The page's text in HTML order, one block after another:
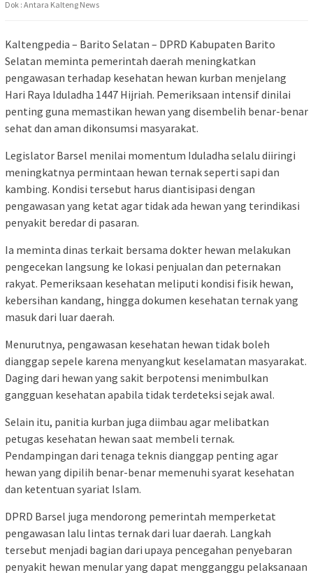
Dok : Antara Kalteng News
Kaltengpedia – Barito Selatan – DPRD Kabupaten Barito
Selatan meminta pemerintah daerah meningkatkan
pengawasan terhadap kesehatan hewan kurban menjelang
Hari Raya Iduladha 1447 Hijriah. Pemeriksaan intensif dinilai
penting guna memastikan hewan yang disembelih benar-benar
sehat dan aman dikonsumsi masyarakat.
Legislator Barsel menilai momentum Iduladha selalu diiringi
meningkatnya permintaan hewan ternak seperti sapi dan
kambing. Kondisi tersebut harus diantisipasi dengan
pengawasan yang ketat agar tidak ada hewan yang terindikasi
penyakit beredar di pasaran.
Ia meminta dinas terkait bersama dokter hewan melakukan
pengecekan langsung ke lokasi penjualan dan peternakan
rakyat. Pemeriksaan kesehatan meliputi kondisi fisik hewan,
kebersihan kandang, hingga dokumen kesehatan ternak yang
masuk dari luar daerah.
Menurutnya, pengawasan kesehatan hewan tidak boleh
dianggap sepele karena menyangkut keselamatan masyarakat.
Daging dari hewan yang sakit berpotensi menimbulkan
gangguan kesehatan apabila tidak terdeteksi sejak awal.
Selain itu, panitia kurban juga diimbau agar melibatkan
petugas kesehatan hewan saat membeli ternak.
Pendampingan dari tenaga teknis dianggap penting agar
hewan yang dipilih benar-benar memenuhi syarat kesehatan
dan ketentuan syariat Islam.
DPRD Barsel juga mendorong pemerintah memperketat
pengawasan lalu lintas ternak dari luar daerah. Langkah
tersebut menjadi bagian dari upaya pencegahan penyebaran
penyakit hewan menular yang dapat mengganggu pelaksanaan